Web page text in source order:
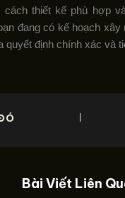
cách thiết kế phù hợp
đang có kế hoạch xây
quyết định chính xác và
Bài Viết Liên